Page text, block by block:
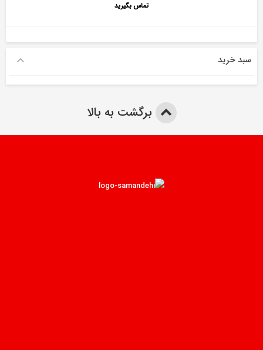
تماس بگیرید
سبد خرید
برگشت به بالا